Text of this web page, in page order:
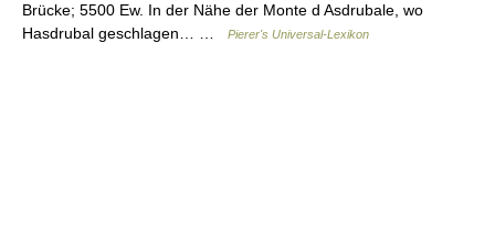
Brücke; 5500 Ew. In der Nähe der Monte d Asdrubale, wo
Hasdrubal geschlagen… …
Pierer's Universal-Lexikon